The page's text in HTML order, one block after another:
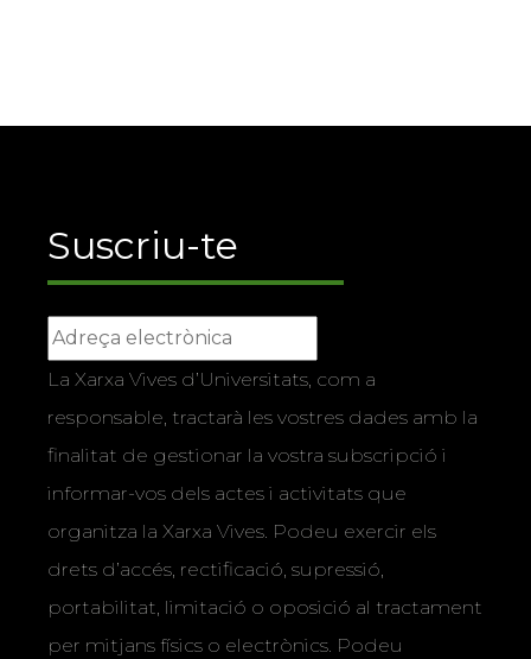
Suscriu-te
La Xarxa Vives d’Universitats, com a
responsable, tractarà les vostres dades amb la
finalitat de gestionar la vostra subscripció i
informar-vos dels actes i activitats que
organitza la Xarxa Vives. Podeu exercir els
drets d’accés, rectificació, supressió,
portabilitat, limitació o oposició al tractament
per mitjans físics o electrònics. Podeu